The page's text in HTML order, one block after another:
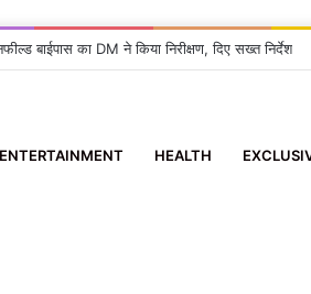
बाईपास का DM ने किया निरीक्षण, दिए सख्त निर्देश
ENTERTAINMENT HEALTH